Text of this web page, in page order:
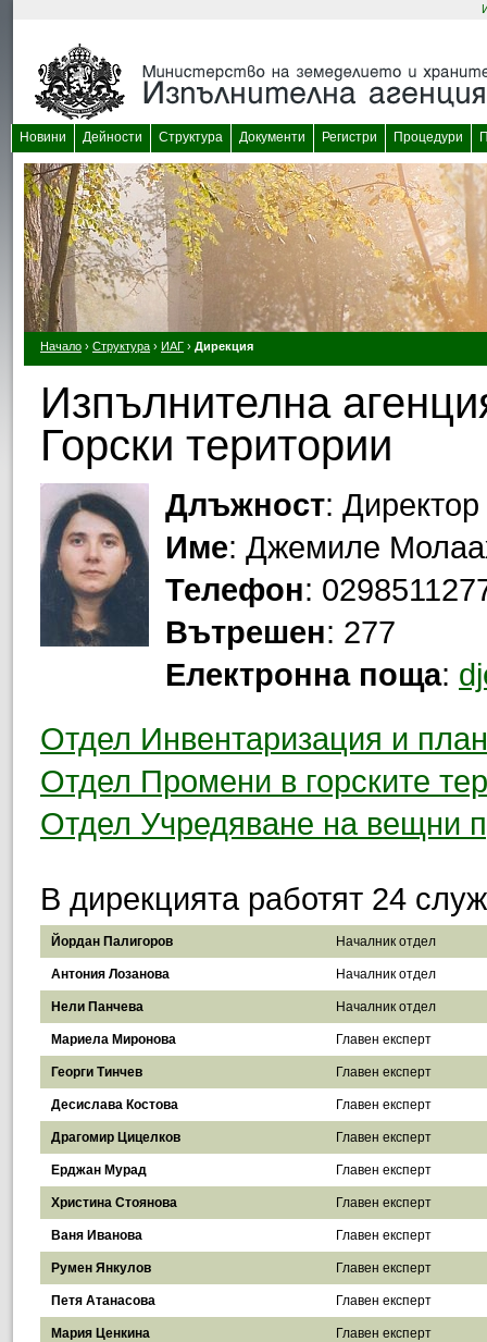
Новини Дейности Структура Документи Регистри Процедури
Начало › Структура › ИАГ › Дирекция
Изпълнителна
Горски територии
Длъжност:
Име: Джемиле
Телефон:
Вътрешен: 277
Електронна поща:
Отдел Инвентаризация и
Отдел Промени в горските
Отдел Учредяване на вещни
В дирекцията работят 24
Списък със служители и контакти
Йордан Палигоров Началник отдел
Антония Лозанова Началник отдел
Нели Панчева Началник отдел
Мариела Миронова Главен експерт
Георги Тинчев Главен експерт
Десислава Костова Главен експерт
Драгомир Цицелков Главен експерт
Ерджан Мурад Главен експерт
Христина Стоянова Главен експерт
Ваня Иванова Главен експерт
Румен Янкулов Главен експерт
Петя Атанасова Главен експерт
Мария Ценкина Главен експерт